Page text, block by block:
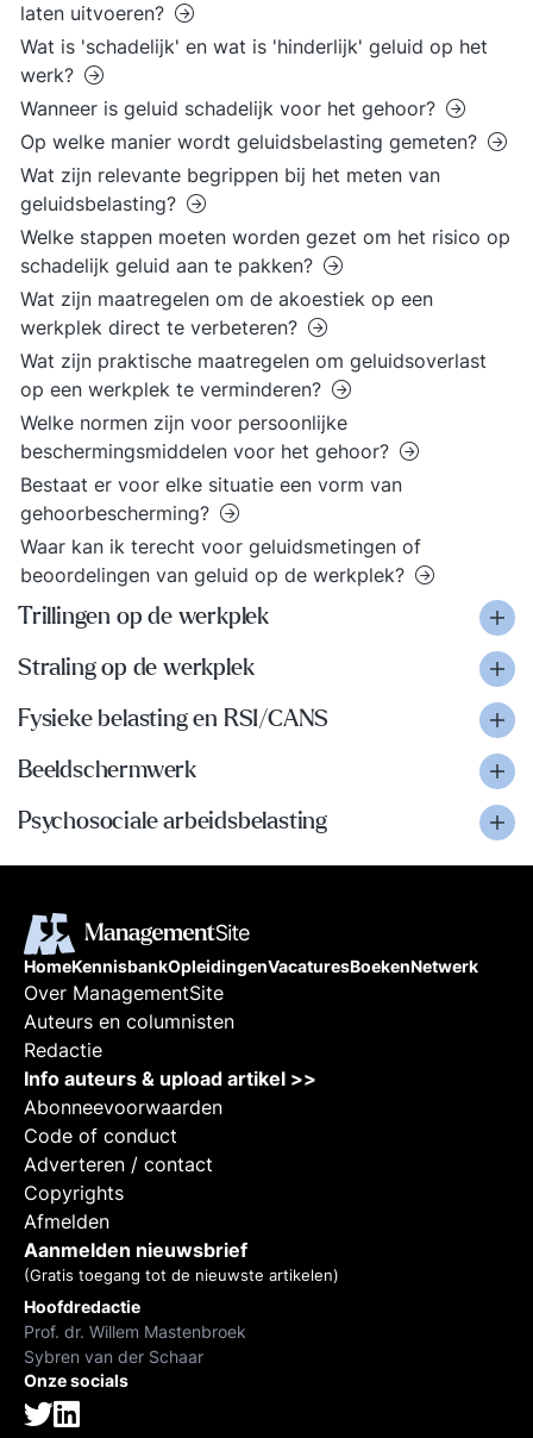
laten uitvoeren?
Wat is 'schadelijk' en wat is 'hinderlijk' geluid op het
werk?
Wanneer is geluid schadelijk voor het gehoor?
Op welke manier wordt geluidsbelasting gemeten?
Wat zijn relevante begrippen bij het meten van
geluidsbelasting?
Welke stappen moeten worden gezet om het risico op
schadelijk geluid aan te pakken?
Wat zijn maatregelen om de akoestiek op een
werkplek direct te verbeteren?
Wat zijn praktische maatregelen om geluidsoverlast
op een werkplek te verminderen?
Welke normen zijn voor persoonlijke
beschermingsmiddelen voor het gehoor?
Bestaat er voor elke situatie een vorm van
gehoorbescherming?
Waar kan ik terecht voor geluidsmetingen of
beoordelingen van geluid op de werkplek?
Trillingen op de werkplek
Straling op de werkplek
Fysieke belasting en RSI/CANS
Beeldschermwerk
Psychosociale arbeidsbelasting
HomeKennisbankOpleidingenVacaturesBoekenNetwerk
Over ManagementSite
Auteurs en columnisten
Redactie
Info auteurs & upload artikel >>
Abonneevoorwaarden
Code of conduct
Adverteren / contact
Copyrights
Afmelden
Aanmelden nieuwsbrief
(Gratis toegang tot de nieuwste artikelen)
Hoofdredactie
Prof. dr. Willem Mastenbroek
Sybren van der Schaar
Onze socials